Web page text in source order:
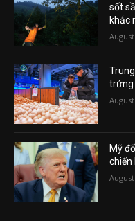
sốt
khắc
trứng
Mỹ
chiến